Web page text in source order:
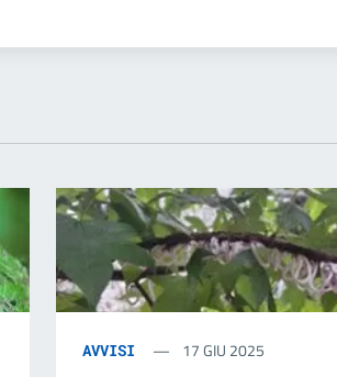
AVVISI 17 GIU 2025